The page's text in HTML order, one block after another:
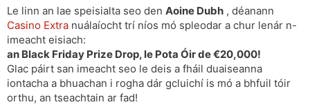
Le linn an lae speisialta seo den Aoine Dubh , déanann
Casino Extra nuálaíocht trí níos mó spleodar a chur lenár n-
imeacht eisiach:
an Black Friday Prize Drop, le Pota Óir de €20,000!
Glac páirt san imeacht seo le deis a fháil duaiseanna
iontacha a bhuachan i rogha dár gcluichí is mó a bhfuil tóir
orthu, an tseachtain ar fad!